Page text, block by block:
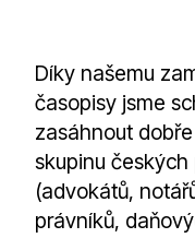
Díky našemu
časopisy jsme
zasáhnout
skupinu
(advokátů,
právníků,